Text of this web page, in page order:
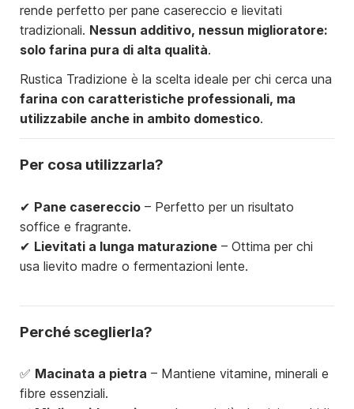
rende perfetto per pane casereccio e lievitati
tradizionali. Nessun additivo, nessun miglioratore:
solo farina pura di alta qualità.
Rustica Tradizione è la scelta ideale per chi cerca una
farina con caratteristiche professionali, ma
utilizzabile anche in ambito domestico.
Per cosa utilizzarla?
✔ Pane casereccio – Perfetto per un risultato
soffice e fragrante.
✔ Lievitati a lunga maturazione – Ottima per chi
usa lievito madre o fermentazioni lente.
Perché sceglierla?
✅ Macinata a pietra – Mantiene vitamine, minerali e
fibre essenziali.